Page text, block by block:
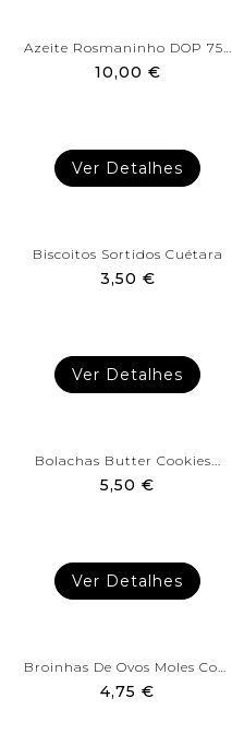
Azeite Rosmaninho DOP 75cl...
10,00 €
Ver Detalhes
Biscoitos Sortidos Cuétara
3,50 €
Ver Detalhes
Bolachas Butter Cookies...
5,50 €
Ver Detalhes
Broinhas De Ovos Moles Com...
4,75 €